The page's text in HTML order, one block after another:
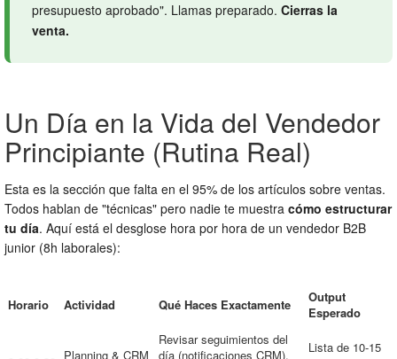
presupuesto aprobado". Llamas preparado. Cierras la
venta.
Un Día en la Vida del Vendedor
Principiante (Rutina Real)
Esta es la sección que falta en el 95% de los artículos sobre ventas.
Todos hablan de "técnicas" pero nadie te muestra cómo estructurar
tu día. Aquí está el desglose hora por hora de un vendedor B2B
junior (8h laborales):
Horario Actividad Qué Haces Exactamente
Output
Esperado
Planning & CRM
Revisar seguimientos del
día (notificaciones CRM),
Lista de 10-15